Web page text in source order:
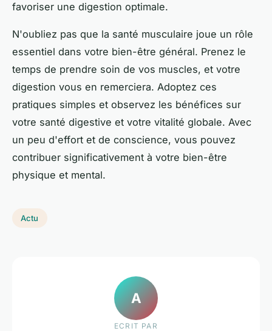
favoriser une digestion optimale.
N'oubliez pas que la santé musculaire joue un rôle
essentiel dans votre bien-être général. Prenez le
temps de prendre soin de vos muscles, et votre
digestion vous en remerciera. Adoptez ces
pratiques simples et observez les bénéfices sur
votre santé digestive et votre vitalité globale. Avec
un peu d'effort et de conscience, vous pouvez
contribuer significativement à votre bien-être
physique et mental.
Actu
A
ECRIT PAR